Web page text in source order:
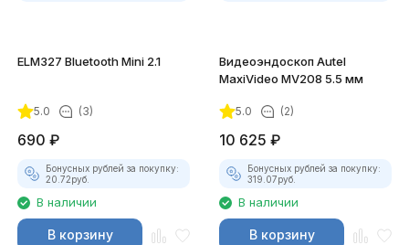
ELM327 Bluetooth Mini 2.1
5.0 (3)
690 ₽
Бонусных рублей за покупку:
20.72руб.
В наличии
В корзину
Видеоэндоскоп Autel
MaxiVideo MV208 5.5 мм
5.0 (2)
10 625 ₽
Бонусных рублей за покупку:
319.07руб.
В наличии
В корзину